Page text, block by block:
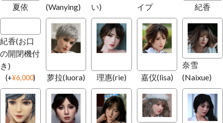
夏依
(Wanying)
い)
イプ
紀香
紀香(お口
の開閉機付
き)
(+¥6,000) 萝拉(luora) 理惠(rie) 嘉仪(lisa)
奈雪
(Naixue)